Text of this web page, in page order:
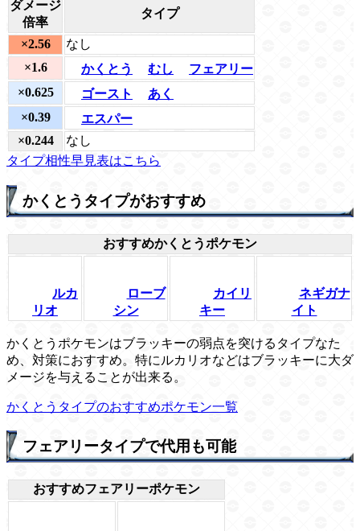
ダメージ
倍率
タイプ
×2.56
なし
×1.6
かくとう むし
フェアリー
×0.625
ゴースト
あく
×0.39
エスパー
×0.244
なし
タイプ相性早見表はこちら
かくとうタイプがおすすめ
おすすめかくとうポケモン
ルカ
リオ
ローブ
シン
カイリ
キー
ネギガナ
イト
かくとうポケモンはブラッキーの弱点を突けるタイプなた
め、対策におすすめ。特にルカリオなどはブラッキーに大ダ
メージを与えることが出来る。
かくとうタイプのおすすめポケモン一覧
フェアリータイプで代用も可能
おすすめフェアリーポケモン